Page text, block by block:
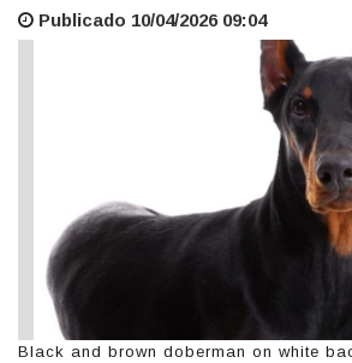
Publicado 10/04/2026 09:04
Black and brown doberman on white